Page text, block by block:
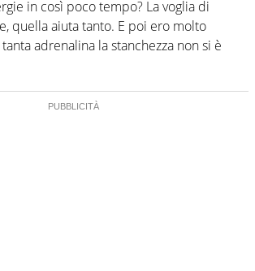
in così poco tempo? La voglia di
quella aiuta tanto. E poi ero molto
adrenalina la stanchezza non si è